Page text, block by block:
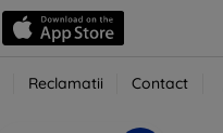
Reclamatii Contact